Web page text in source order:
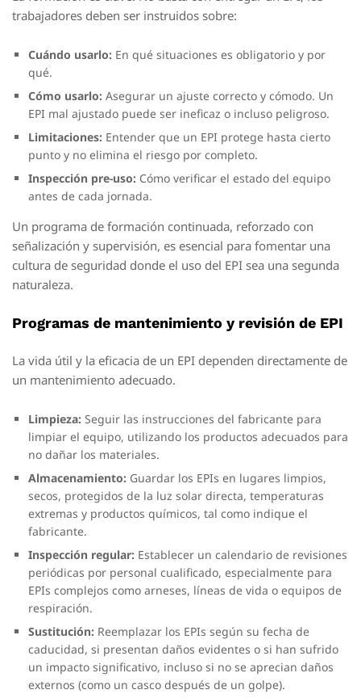
trabajadores deben ser instruidos sobre:
Cuándo usarlo: En qué situaciones es obligatorio y por
qué.
Cómo usarlo: Asegurar un ajuste correcto y cómodo. Un
EPI mal ajustado puede ser ineficaz o incluso peligroso.
Limitaciones: Entender que un EPI protege hasta cierto
punto y no elimina el riesgo por completo.
Inspección pre-uso: Cómo verificar el estado del equipo
antes de cada jornada.
Un programa de formación continuada, reforzado con
señalización y supervisión, es esencial para fomentar una
cultura de seguridad donde el uso del EPI sea una segunda
naturaleza.
Programas de mantenimiento y revisión de EPI
La vida útil y la eficacia de un EPI dependen directamente de
un mantenimiento adecuado.
Limpieza: Seguir las instrucciones del fabricante para
limpiar el equipo, utilizando los productos adecuados para
no dañar los materiales.
Almacenamiento: Guardar los EPIs en lugares limpios,
secos, protegidos de la luz solar directa, temperaturas
extremas y productos químicos, tal como indique el
fabricante.
Inspección regular: Establecer un calendario de revisiones
periódicas por personal cualificado, especialmente para
EPIs complejos como arneses, líneas de vida o equipos de
respiración.
Sustitución: Reemplazar los EPIs según su fecha de
caducidad, si presentan daños evidentes o si han sufrido
un impacto significativo, incluso si no se aprecian daños
externos (como un casco después de un golpe).